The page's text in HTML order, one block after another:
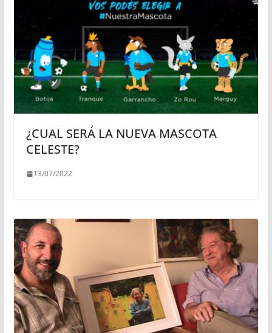
¿CUAL SERÁ LA NUEVA MASCOTA
CELESTE?
13/07/2022